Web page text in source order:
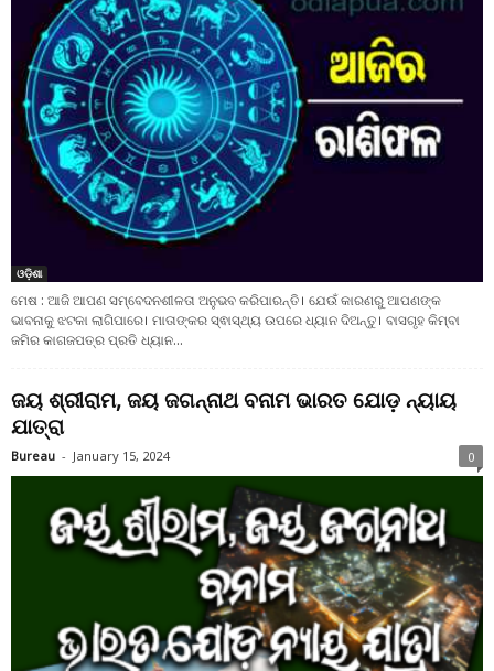
ଓଡ଼ିଶା
ମେଷ : ଆଜି ଆପଣ ସମ୍ବେଦନଶୀଳତା ଅନୁଭବ କରିପାରନ୍ତି। ଯେଉଁ କାରଣରୁ ଆପଣଙ୍କ
ଭାବନାକୁ ଝଟକା ଲାଗିପାରେ। ମାତାଙ୍କର ସ୍ଵାସ୍ଥ୍ୟ ଉପରେ ଧ୍ୟାନ ଦିଅନ୍ତୁ। ବାସଗୃହ କିମ୍ବା
ଜମିର କାଗଜପତ୍ର ପ୍ରତି ଧ୍ୟାନ...
ଜୟ ଶ୍ରୀରାମ, ଜୟ ଜଗନ୍ନାଥ ବନାମ ଭାରତ ଯୋଡ଼ ନ୍ୟାୟ
ଯାତ୍ରା
Bureau - January 15, 2024 0